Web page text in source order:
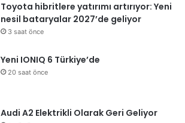
o
e
r
Toyota hibritlere yatırımı artırıyor: Yeni
nesil bataryalar 2027’de geliyor
3 saat önce
Yeni IONIQ 6 Türkiye’de
20 saat önce
Audi A2 Elektrikli Olarak Geri Geliyor